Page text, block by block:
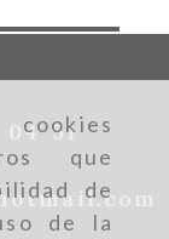
que
de
de la
51